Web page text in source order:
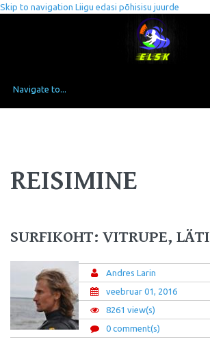
Skip to navigation Liigu edasi põhisisu juurde
REISIMINE
SURFIKOHT: VITRUPE, LÄTI
Andres Larin
veebruar 01, 2016
8261 view(s)
0 comment(s)